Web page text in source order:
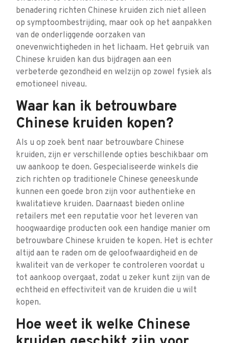
benadering richten Chinese kruiden zich niet alleen
op symptoombestrijding, maar ook op het aanpakken
van de onderliggende oorzaken van
onevenwichtigheden in het lichaam. Het gebruik van
Chinese kruiden kan dus bijdragen aan een
verbeterde gezondheid en welzijn op zowel fysiek als
emotioneel niveau.
Waar kan ik betrouwbare
Chinese kruiden kopen?
Als u op zoek bent naar betrouwbare Chinese
kruiden, zijn er verschillende opties beschikbaar om
uw aankoop te doen. Gespecialiseerde winkels die
zich richten op traditionele Chinese geneeskunde
kunnen een goede bron zijn voor authentieke en
kwalitatieve kruiden. Daarnaast bieden online
retailers met een reputatie voor het leveren van
hoogwaardige producten ook een handige manier om
betrouwbare Chinese kruiden te kopen. Het is echter
altijd aan te raden om de geloofwaardigheid en de
kwaliteit van de verkoper te controleren voordat u
tot aankoop overgaat, zodat u zeker kunt zijn van de
echtheid en effectiviteit van de kruiden die u wilt
kopen.
Hoe weet ik welke Chinese